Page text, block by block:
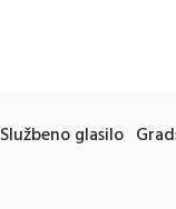
Službeno glasilo